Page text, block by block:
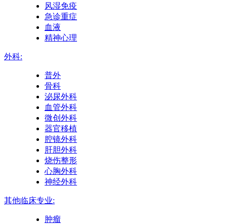
风湿免疫
急诊重症
血液
精神心理
外科:
普外
骨科
泌尿外科
血管外科
微创外科
器官移植
腔镜外科
肝胆外科
烧伤整形
心胸外科
神经外科
其他临床专业:
肿瘤